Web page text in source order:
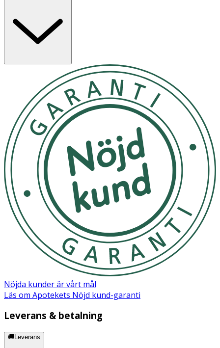
Nöjda kunder är vårt mål
Läs om Apotekets Nöjd kund-garanti
Leverans & betalning
🚚Leverans